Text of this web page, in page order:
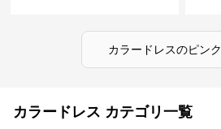
カラードレスのピンク
カラードレス カテゴリ一覧